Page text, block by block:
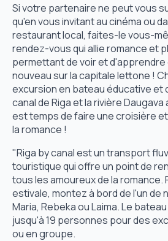
Si votre partenaire ne peut vous
qu'en vous invitant au cinéma ou
restaurant local, faites-le vous-
rendez-vous qui allie romance et
permettant de voir et d'apprendre
nouveau sur la capitale lettone !
excursion en bateau éducative et
canal de Riga et la rivière Daugava
est temps de faire une croisière
la romance !
"Riga by canal est un transport
touristique qui offre un point de
tous les amoureux de la romance.
estivale, montez à bord de l'un de
Maria, Rebeka ou Laima. Le
jusqu'à 19 personnes pour des
ou en groupe.